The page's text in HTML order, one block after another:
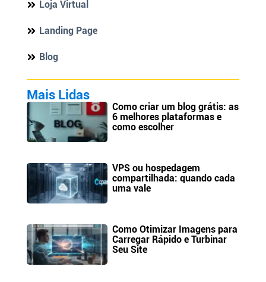
Loja Virtual
Landing Page
Blog
Mais Lidas
Como criar um blog grátis: as
6 melhores plataformas e
como escolher
VPS ou hospedagem
compartilhada: quando cada
uma vale
Como Otimizar Imagens para
Carregar Rápido e Turbinar
Seu Site